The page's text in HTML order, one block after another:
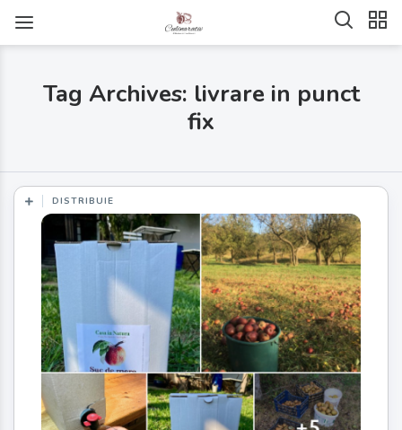
Tag Archives: livrare in punct
fix
DISTRIBUIE